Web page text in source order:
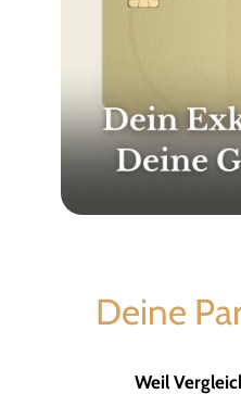
Deine
Weil